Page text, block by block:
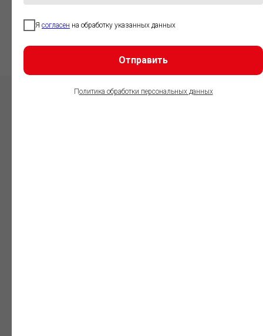
Я согласен на обработку указанных данных
Отправить
Политика обработки персональных данных